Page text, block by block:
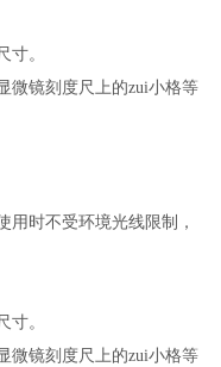
寸。
微镜刻度尺上的zui小格等
用时不受环境光线限制，
寸。
微镜刻度尺上的zui小格等